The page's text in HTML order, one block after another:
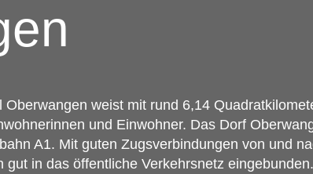
weist mit rund 6,14
und Einwohner. Das Dorf
A1. Mit guten Zugsverbindungen von und
in das öffentliche Verkehrsnetz